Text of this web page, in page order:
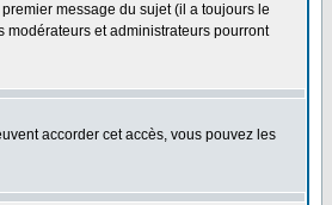
message du sujet (il a toujours le
et administrateurs pourront
accorder cet accès, vous pouvez les